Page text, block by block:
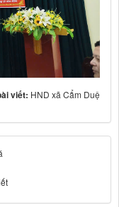
viết: HND xã Cẩm Duệ